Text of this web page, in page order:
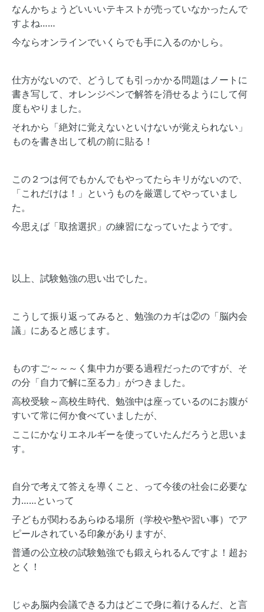
なんかちょうどいいいテキストが売っていなかったんで
すよね……
今ならオンラインでいくらでも手に入るのかしら。
仕方がないので、どうしても引っかかる問題はノートに
書き写して、オレンジペンで解答を消せるようにして何
度もやりました。
それから「絶対に覚えないといけないが覚えられない」
ものを書き出して机の前に貼る！
この２つは何でもかんでもやってたらキリがないので、
「これだけは！」というものを厳選してやっていまし
た。
今思えば「取捨選択」の練習になっていたようです。
以上、試験勉強の思い出でした。
こうして振り返ってみると、勉強のカギは②の「脳内会
議」にあると感じます。
ものすご～～～く集中力が要る過程だったのですが、そ
の分「自力で解に至る力」がつきました。
高校受験～高校生時代、勉強中は座っているのにお腹が
すいて常に何か食べていましたが、
ここにかなりエネルギーを使っていたんだろうと思いま
す。
自分で考えて答えを導くこと、って今後の社会に必要な
力……といって
子どもが関わるあらゆる場所（学校や塾や習い事）でア
ピールされている印象がありますが、
普通の公立校の試験勉強でも鍛えられるんですよ！超お
とく！
じゃあ脳内会議できる力はどこで身に着けるんだ、と言